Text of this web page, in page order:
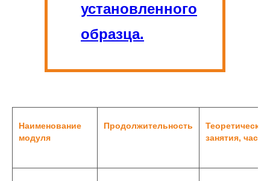
установленного
образца.
Наименование
модуля
Продолжительность
Теоретические
занятия, часов